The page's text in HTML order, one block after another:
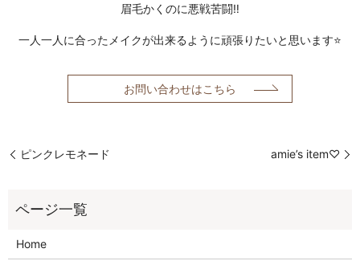
眉毛かくのに悪戦苦闘‼️
一人一人に合ったメイクが出来るように頑張りたいと思います⭐️
お問い合わせはこちら
ピンクレモネード amie’s item♡
Home